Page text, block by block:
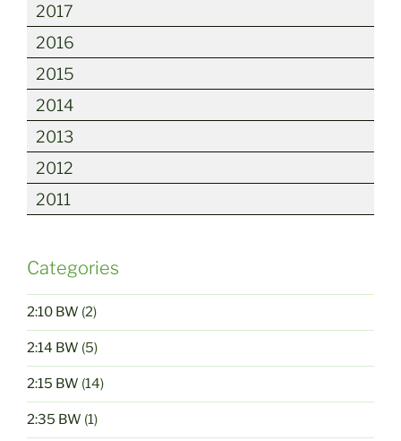
2017
2016
2015
2014
2013
2012
2011
Categories
2:10 BW (2)
2:14 BW (5)
2:15 BW (14)
2:35 BW (1)